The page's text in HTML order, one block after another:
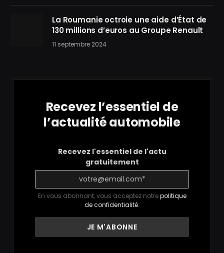
La Roumanie octroie une aide d’État de
130 millions d’euros au Groupe Renault
11 septembre 2024
Recevez l’essentiel de
l’actualité automobile
Recevez l'essentiel de l'actu
gratuitement
En vous abonnant, vous acceptez notrepolitique
de confidentialité.